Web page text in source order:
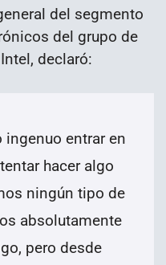
del segmento
del grupo de
declaró:
ingenuo entrar en
hacer algo
ningún tipo de
absolutamente
pero desde